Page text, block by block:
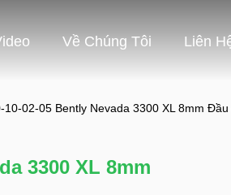
Về Chúng Tôi Liên
10-02-05 Bently Nevada 3300 XL 8mm
3300 XL 8mm